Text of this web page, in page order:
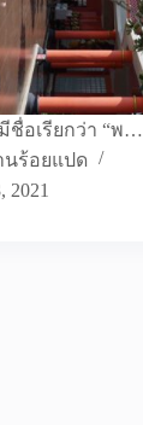
ชื่อเรียกว่า “พ…
ร้อยแปด
2021